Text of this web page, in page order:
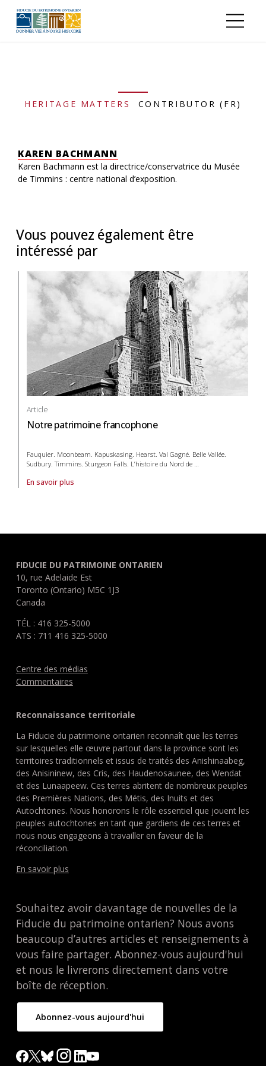
HERITAGE MATTERS CONTRIBUTOR (FR)
KAREN BACHMANN
Karen Bachmann est la directrice/conservatrice du Musée
de Timmins : centre national d’exposition.
Vous pouvez également être
intéressé par
Article
Notre patrimoine francophone
Fauquier. Moonbeam. Kapuskasing. Hearst. Val Gagné. Belle Vallée.
Sudbury. Timmins. Sturgeon Falls. L’histoire du Nord de
En savoir plus
À propos de article Notre patrimoine francophone
FIDUCIE DU PATRIMOINE ONTARIEN
10, rue Adelaide Est
Toronto (Ontario) M5C 1J3
Canada
TÉL : 416 325-5000
ATS : 711 416 325-5000
Centre des médias
Commentaires
Reconnaissance territoriale
La Fiducie du patrimoine ontarien reconnaît que les terres
sur lesquelles elle œuvre partout dans la province sont les
territoires traditionnels et issus de traités des Anishinaabeg,
des Anisininew, des Cris, des Haudenosaunee, des Wendat
et des Lunaapeew. Ces terres abritent de nombreux peuples
des Premières Nations, des Métis, des Inuits et des
Autochtones. Nous honorons le rôle essentiel que jouent les
peuples autochtones en tant que gardiens de ces terres et
nous nous engageons à travailler en faveur de la
réconciliation.
En savoir plus
Souhaitez avoir davantage de nouvelles de la
Fiducie du patrimoine ontarien? Nous avons
beaucoup d’autres articles et renseignements à
vous faire partager. Abonnez-vous aujourd'hui
et nous le livrerons directement dans votre
boîte de réception.
Abonnez-vous aujourd'hui